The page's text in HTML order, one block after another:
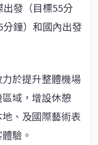
發（目標55分
鐘）和國內出發
於提升整體機場
域，增設休憩
、及國際藝術表
驗。